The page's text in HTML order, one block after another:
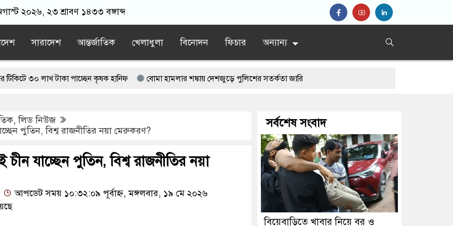
২০২৬, ২৩ শ্রাবণ ১৪৩৩ বঙ্গাব্দ
সারাদেশ আন্তর্জাতিক খেলাধুলা বিনোদন ফিচার অন্যান্য
লাখ টাকা পাচ্ছেন কৃষক হানিফ বোমা হামলার শঙ্কায় দেশজুড়ে পুলিশের সতর্কতা জারি
বহিষ্কাকৃত গাজী নজরুলের ১২ অনুসারী
,লিড নিউজ
পুতিন, বিশ্ব রাজনীতির নয়া মেরুকরণ?
চীন যাচ্ছেন পুতিন, বিশ্ব রাজনীতির নয়া
আপডেট সময় ১০:৩২:০৯ পূর্বাহ্ন, মঙ্গলবার, ১৯ মে ২০২৬
সর্বশেষ সংবাদ
বিয়েবাড়িতে খাবার নিয়ে বর ও